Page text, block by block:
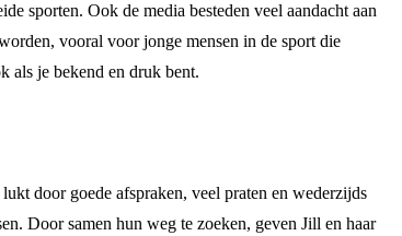
sporten. Ook de media besteden veel aandacht aan
vooral voor jonge mensen in de sport die
als je bekend en druk bent.
door goede afspraken, veel praten en wederzijds
Door samen hun weg te zoeken, geven Jill en haar